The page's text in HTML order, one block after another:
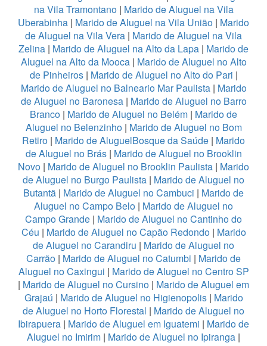
na Vila Tramontano| Marido de Aluguel na Vila
Uberabinha | Marido de Aluguel na Vila União | Marido
de Aluguel na Vila Vera | Marido de Aluguel na Vila
Zelina | Marido de Aluguel na Alto da Lapa | Marido de
Aluguel na Alto da Mooca| Marido de Aluguel no Alto
de Pinheiros| Marido de Aluguel no Alto do Pari |
Marido de Aluguel no Balneario Mar Paulista| Marido
de Aluguel no Baronesa| Marido de Aluguel no Barro
Branco | Marido de Aluguel no Belém | Marido de
Aluguel no Belenzinho| Marido de Aluguel no Bom
Retiro | Marido de AluguelBosque da Saúde | Marido
de Aluguel no Brás| Marido de Aluguel no Brooklin
Novo | Marido de Aluguel no Brooklin Paulista | Marido
de Aluguel no Burgo Paulista | Marido de Aluguel no
Butantã | Marido de Aluguel no Cambuci | Marido de
Aluguel no Campo Belo | Marido de Aluguel no
Campo Grande | Marido de Aluguel no Cantinho do
Céu | Marido de Aluguel no Capão Redondo| Marido
de Aluguel no Carandiru | Marido de Aluguel no
Carrão | Marido de Aluguel no Catumbi | Marido de
Aluguel no Caxingui | Marido de Aluguel no Centro SP
| Marido de Aluguel no Cursino | Marido de Aluguel em
Grajaú | Marido de Aluguel no Higienopolis| Marido
de Aluguel no Horto Florestal | Marido de Aluguel no
Ibirapuera | Marido de Aluguel em Iguatemi | Marido de
Aluguel no Imirim | Marido de Aluguel no Ipiranga |